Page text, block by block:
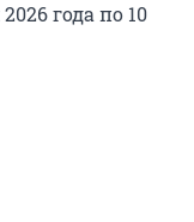
года по 10